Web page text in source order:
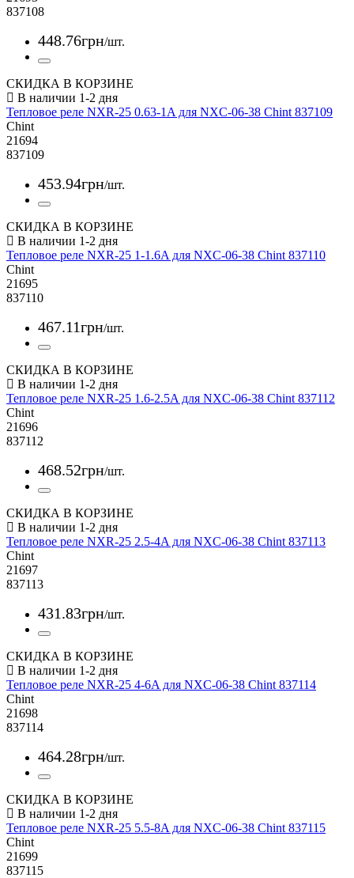
837108
448.76грн/шт.
СКИДКА В КОРЗИНЕ
Тепловое реле NXR-25 0.63-1A для NXC-06-38 Chint 837109
Chint
21694
837109
453.94грн/шт.
СКИДКА В КОРЗИНЕ
Тепловое реле NXR-25 1-1.6A для NXC-06-38 Chint 837110
Chint
21695
837110
467.11грн/шт.
СКИДКА В КОРЗИНЕ
Тепловое реле NXR-25 1.6-2.5A для NXC-06-38 Chint 837112
Chint
21696
837112
468.52грн/шт.
СКИДКА В КОРЗИНЕ
Тепловое реле NXR-25 2.5-4A для NXC-06-38 Chint 837113
Chint
21697
837113
431.83грн/шт.
СКИДКА В КОРЗИНЕ
Тепловое реле NXR-25 4-6A для NXC-06-38 Chint 837114
Chint
21698
837114
464.28грн/шт.
СКИДКА В КОРЗИНЕ
Тепловое реле NXR-25 5.5-8A для NXC-06-38 Chint 837115
Chint
21699
837115